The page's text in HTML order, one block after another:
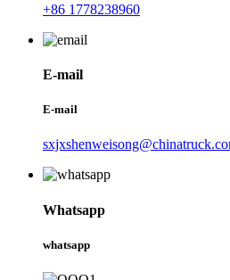
+86 1778238960
E-mail
E-mail
Whatsapp
whatsapp